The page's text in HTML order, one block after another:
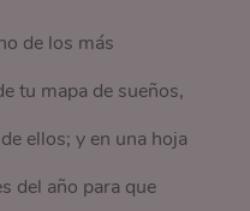
de los más
tu mapa de sueños,
ellos; y en una hoja
del año para que